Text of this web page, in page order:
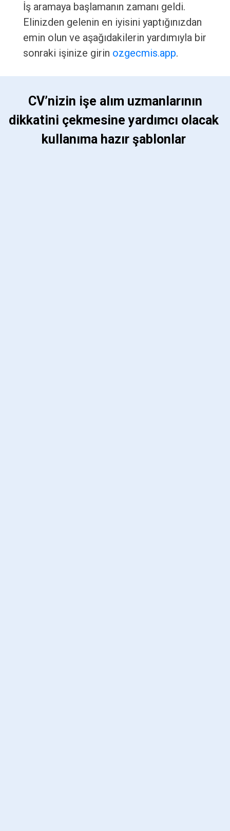
İş aramaya başlamanın zamanı geldi.
Elinizden gelenin en iyisini yaptığınızdan
emin olun ve aşağıdakilerin yardımıyla bir
sonraki işinize girin ozgecmis.app.
dikkatini çekmesine yardımcı olacak
kullanıma hazır şablonlar